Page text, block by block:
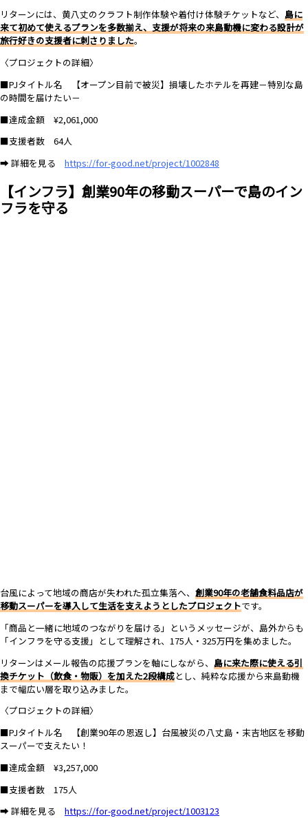
リターンには、黄八丈のクラフト制作体験や着付け体験チケットなど、 島に
来て初めて使えるプランを多数揃え、支援が将来の来島動機に変わる設計が
旅行好きの支援者に刺さりました。
〈プロジェクトの詳細〉
■PJタイトル名 【オープン目前で被災】損壊したホテルを再建－特別な島
の時間を届けたい－
■達成金額 ¥2,061,000
■支援者数 64人
➡ 詳細を見る https://for-good.net/project/1002848
【インフラ】創業90年の移動スーパーで島のイン
フラを守る
台風によって地域の商店が失われた孤立集落へ、 創業90年の老舗食料品店が
移動スーパーを導入して生活を支えようとしたプロジェクトです。
「商品と一緒に地域のつながりを届ける」というメッセージが、島外からも
「インフラを守る支援」として理解され、175人・325万円を集めました。
リターンはメール報告の応援プランを軸にしながら、 島に来た際に使える引
換チケット（飲食・物販）を加えた2段構成とし、純粋な応援から来島動機
まで幅広い層を取り込みました。
〈プロジェクトの詳細〉
■PJタイトル名 【創業90年の恩返し】台風被災の八丈島・末吉地区を移動
スーパーで支えたい！
■達成金額 ¥3,257,000
■支援者数 175人
➡ 詳細を見る https://for-good.net/project/1003123